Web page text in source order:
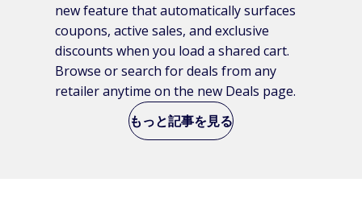
new feature that automatically surfaces
coupons, active sales, and exclusive
discounts when you load a shared cart.
Browse or search for deals from any
retailer anytime on the new Deals page.
もっと記事を見る